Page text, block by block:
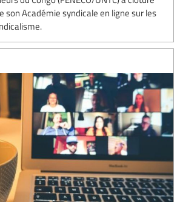
son Académie syndicale en ligne sur les